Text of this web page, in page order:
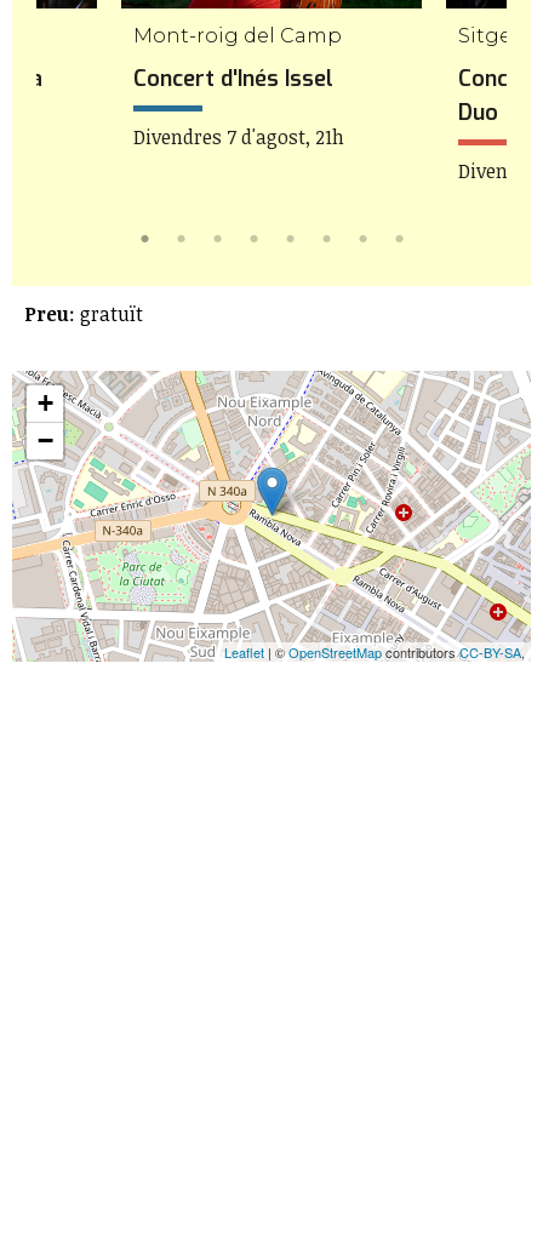
Mont-roig del Camp
Concert d'Inés Issel
Divendres 7 d'agost, 21h
Sitges
Duo
Preu: gratuït
+
−
Leaflet | ©OpenStreetMapcontributorsCC-BY-SA,